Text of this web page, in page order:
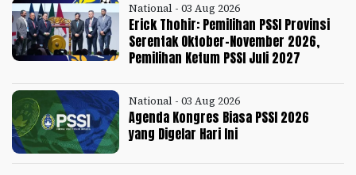
National - 03 Aug 2026
Erick Thohir: Pemilihan PSSI Provinsi
Serentak Oktober-November 2026,
Pemilihan Ketum PSSI Juli 2027
National - 03 Aug 2026
Agenda Kongres Biasa PSSI 2026
yang Digelar Hari Ini